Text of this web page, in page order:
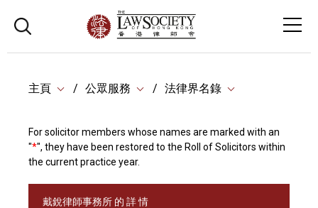
主頁 公眾服務 法律界名錄
For solicitor members whose names are marked with an
"*", they have been restored to the Roll of Solicitors within
the current practice year.
戴銳律師事務所 的 詳 情